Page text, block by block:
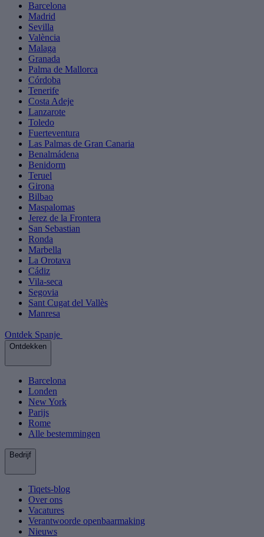
Barcelona
Madrid
Sevilla
València
Malaga
Granada
Palma de Mallorca
Córdoba
Tenerife
Costa Adeje
Lanzarote
Toledo
Fuerteventura
Las Palmas de Gran Canaria
Benalmádena
Benidorm
Teruel
Girona
Bilbao
Maspalomas
Jerez de la Frontera
San Sebastian
Ronda
Marbella
La Orotava
Cádiz
Vila-seca
Segovia
Sant Cugat del Vallès
Manresa
Ontdek Spanje
Ontdekken
Barcelona
Londen
New York
Parijs
Rome
Alle bestemmingen
Bedrijf
Tiqets-blog
Over ons
Vacatures
Verantwoorde openbaarmaking
Nieuws